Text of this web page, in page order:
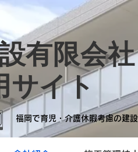
有限会社
サイト
福岡で育児・介護休暇考慮の建